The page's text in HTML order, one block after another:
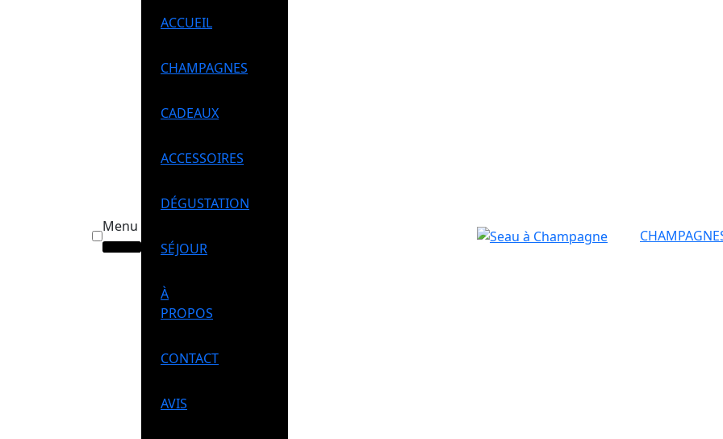
Menu
ACCUEIL
CHAMPAGNES
CADEAUX
ACCESSOIRES
DÉGUSTATION
SÉJOUR
À
PROPOS
CONTACT
AVIS